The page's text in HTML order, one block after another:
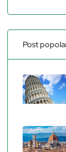
Post